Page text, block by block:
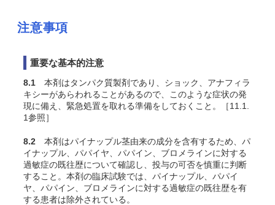
注意事項
重要な基本的注意
8.1 本剤はタンパク質製剤であり、ショック、アナフィラ
キシーがあらわれることがあるので、このような症状の発
現に備え、緊急処置を取れる準備をしておくこと。［11.1.
1参照］
8.2 本剤はパイナップル茎由来の成分を含有するため、パ
イナップル、パパイヤ、パパイン、ブロメラインに対する
過敏症の既往歴について確認し、投与の可否を慎重に判断
すること。本剤の臨床試験では、パイナップル、パパイ
ヤ、パパイン、ブロメラインに対する過敏症の既往歴を有
する患者は除外されている。